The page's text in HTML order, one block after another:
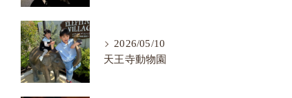
2026/05/10
天王寺動物園